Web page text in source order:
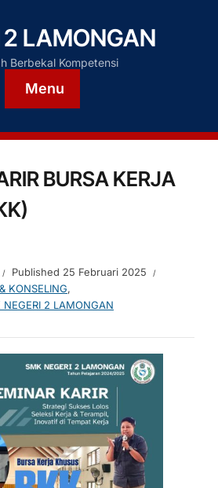
2 LAMONGAN
Berbekal Kompetensi
Menu
BURSA KERJA
Published 25 Februari 2025
KONSELING,
2 LAMONGAN